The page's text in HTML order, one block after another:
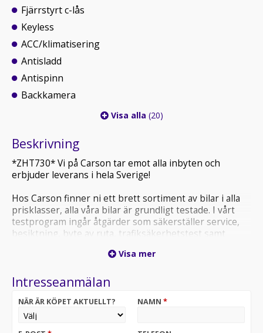
Fjärrstyrt c-lås
Keyless
ACC/klimatisering
Antisladd
Antispinn
Backkamera
Visa alla (20)
Beskrivning
*ZHT730* Vi på Carson tar emot alla inbyten och
erbjuder leverans i hela Sverige!
Hos Carson finner ni ett brett sortiment av bilar i alla
prisklasser, alla våra bilar är grundligt testade. I vårt
testprogram ingår åtgärder som säkerställer service,
besiktning, byte av ruta, trafiksäkerhetstest samt
genomföra service och rekond av din bil. Det gör vi i vår
priser, samt att vi har mycket kompententa
servicetekniker som bryr sig om din bil!
Visa mer
Intresseanmälan
NÄR ÄR KÖPET AKTUELLT? NAMN *